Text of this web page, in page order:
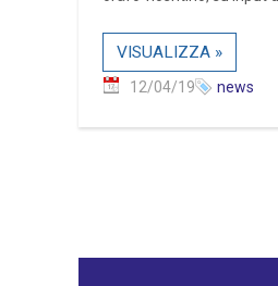
VISUALIZZA »
12/04/19 news